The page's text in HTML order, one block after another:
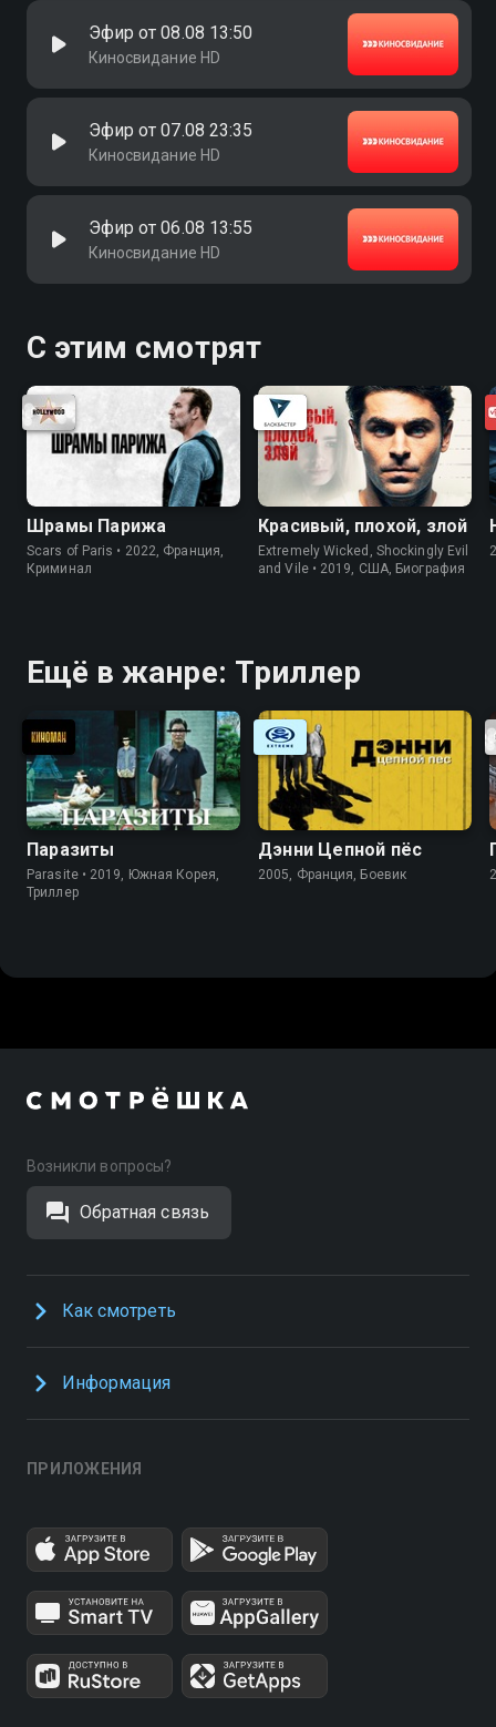
Эфир от 08.08 13:50
Киносвидание HD
Эфир от 07.08 23:35
Киносвидание HD
Эфир от 06.08 13:55
Киносвидание HD
С этим смотрят
Шрамы Парижа
Scars of Paris • 2022, Франция,
Криминал
Красивый, плохой, злой
Extremely Wicked, Shockingly Evil
and Vile • 2019, США, Биография
Ещё в жанре: Триллер
Паразиты
Parasite • 2019, Южная Корея,
Триллер
Дэнни Цепной пёс
2005, Франция, Боевик
Возникли вопросы?
Обратная связь
Как смотреть
Информация
ПРИЛОЖЕНИЯ